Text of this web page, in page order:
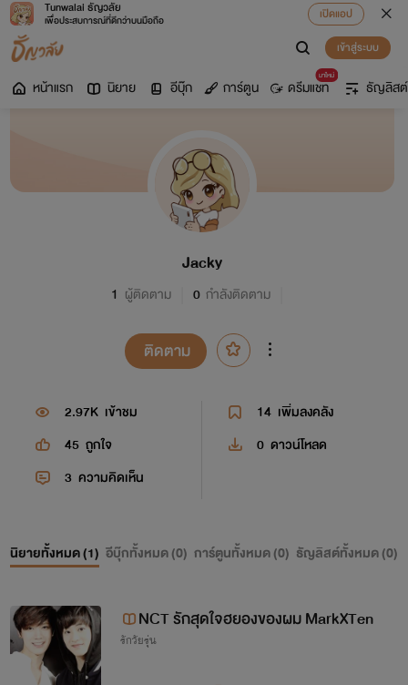
Tunwalai ธัญวลัย
เพื่อประสบการณ์ที่ดีกว่าบนมือถือ
เปิดแอป
เข้าสู่ระบบ
หน้าแรก นิยาย อีบุ๊ก การ์ตูน
มาใหม่
ดรีมแชท ธัญลิสต์
Jacky
1 ผู้ติดตาม 0 กำลังติดตาม
ติดตาม
2.97K เข้าชม 14 เพิ่มลงคลัง
45 ถูกใจ 0 ดาวน์โหลด
3 ความคิดเห็น
นิยายทั้งหมด (1) อีบุ๊กทั้งหมด (0) การ์ตูนทั้งหมด (0) ธัญลิสต์ทั้งหมด (0)
NCT รักสุดใจฮยองของผม MarkXTen
รักวัยรุ่น